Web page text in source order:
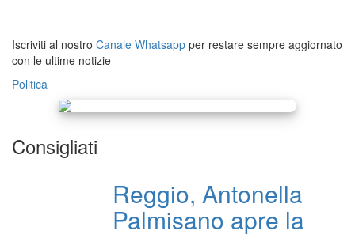
Iscriviti al nostro Canale Whatsapp per restare sempre aggiornato
con le ultime notizie
Politica
Consigliati
Reggio, Antonella
Palmisano apre la